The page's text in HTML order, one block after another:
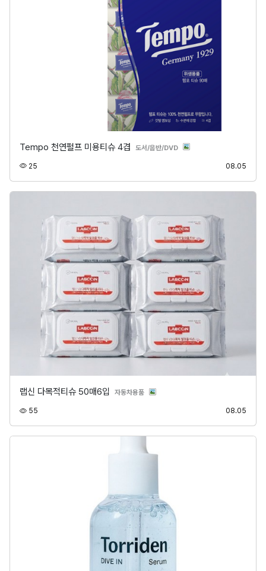
Tempo 천연펄프 미용티슈 4겹 도서/음반/DVD분류
25 08.05
랩신 다목적티슈 50매6입 자동차용품분류
55 08.05